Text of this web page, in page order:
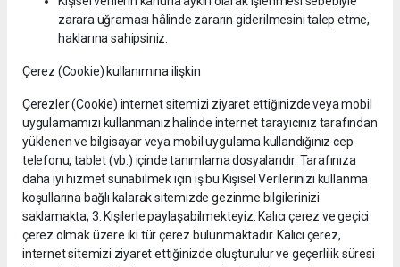
zarara uğraması hâlinde zararın giderilmesini talep etme,
haklarına sahipsiniz.
Çerez (Cookie) kullanımına ilişkin
Çerezler (Cookie) internet sitemizi ziyaret ettiğinizde veya mobil
uygulamamızı kullanmanız halinde internet tarayıcınız tarafından
yüklenen ve bilgisayar veya mobil uygulama kullandığınız cep
telefonu, tablet (vb.) içinde tanımlama dosyalarıdır. Tarafınıza
daha iyi hizmet sunabilmek için iş bu Kişisel Verilerinizi kullanma
koşullarına bağlı kalarak sitemizde gezinme bilgilerinizi
saklamakta; 3. Kişilerle paylaşabilmekteyiz. Kalıcı çerez ve geçici
çerez olmak üzere iki tür çerez bulunmaktadır. Kalıcı çerez,
internet sitemizi ziyaret ettiğinizde oluşturulur ve geçerlilik süresi